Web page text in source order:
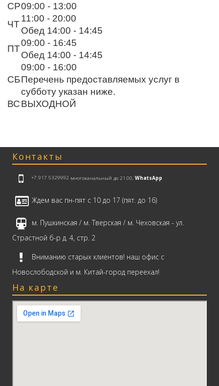
СР09:00 - 13:00
ЧТ
11:00 - 20:00
Обед 14:00 - 14:45
ПТ
09:00 - 16:45
Обед 14:00 - 14:45
СБ
09:00 - 16:00
Перечень предоставляемых услуг в
субботу указан ниже.
ВСВЫХОДНОЙ
Контакты
+7 917 5329992 многоканальный до 21.00, WhatsApp
Ждем вас пн-пят с 10 до 17 (пят. до 16)
м. Пушкинская / м. Тверская / м. Чеховская - ул.
Страстной б-р д. 4, стр. 2
Вниманию старых клиентов! наш офис с
Новослободской и м. Китай-город переехал!
На карте